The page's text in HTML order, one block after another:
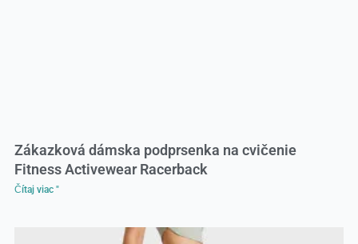
Zákazková dámska podprsenka na cvičenie
Fitness Activewear Racerback
Čítaj viac "